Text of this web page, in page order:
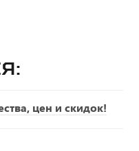
цен и скидок!